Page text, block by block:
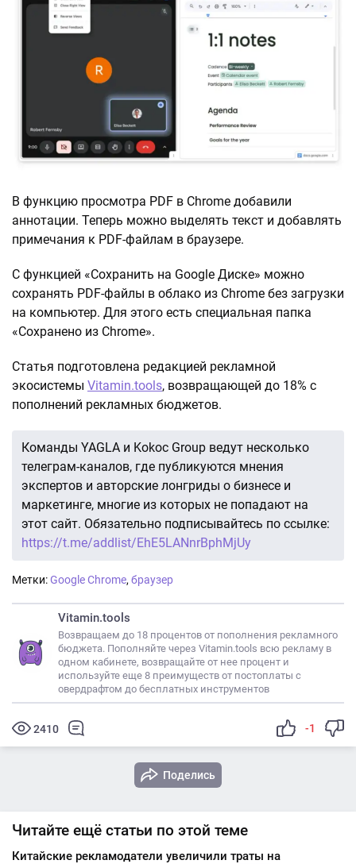
В функцию просмотра PDF в Chrome добавили
аннотации. Теперь можно выделять текст и добавлять
примечания к PDF-файлам в браузере.
С функцией «Сохранить на Google Диске» можно
сохранять PDF-файлы в облако из Chrome без загрузки
на компьютер. Для этого есть специальная папка
«Сохранено из Chrome».
Статья подготовлена редакцией рекламной
экосистемы Vitamin.tools, возвращающей до 18% с
пополнений рекламных бюджетов.
Команды YAGLA и Kokoc Group ведут несколько
телеграм-каналов, где публикуются мнения
экспертов и авторские лонгриды о бизнесе и
маркетинге, многие из которых не попадают на
этот сайт. Обязательно подписывайтесь по ссылке:
https://t.me/addlist/EhE5LANnrBphMjUy
Метки:Google Chrome, браузер
Vitamin.tools
Возвращаем до 18 процентов от пополнения рекламного
бюджета. Пополняйте через Vitamin.tools всю рекламу в
одном кабинете, возвращайте от нее процент и
используйте еще 8 преимуществ от постоплаты с
овердрафтом до бесплатных инструментов
2410 -1
Поделись
Читайте ещё статьи по этой теме
Китайские рекламодатели увеличили траты на